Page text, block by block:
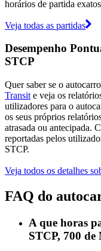
horários de partida
Veja todas as partidas
Desempenho
STCP
Quer saber se o
Transit e veja os
utilizadores para o
os seus próprios
atrasada ou antecipada.
reportadas pelos
STCP.
Veja todos os detalhes
FAQ do
A que horas
STCP, 700